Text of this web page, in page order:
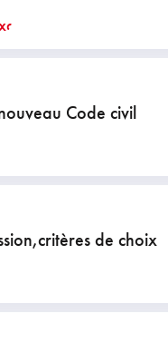
Code civil
de choix